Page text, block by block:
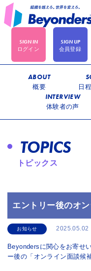
ログイン 会員登録
ABOUT
概要 日
INTERVIEW
体験者の声
TOPICS
トピックス
エントリー後のオ
お知らせ 2025.05.02
Beyondersに関心をお寄せ
ー後の「オンライン面談候